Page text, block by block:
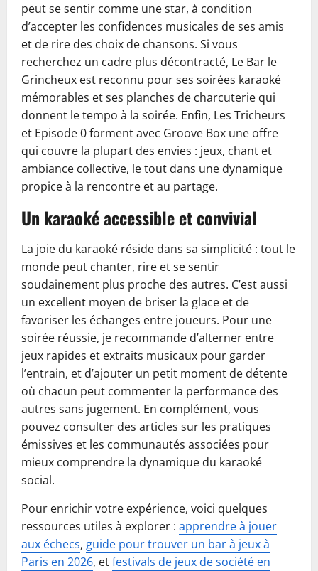
peut se sentir comme une star, à condition
d’accepter les confidences musicales de ses amis
et de rire des choix de chansons. Si vous
recherchez un cadre plus décontracté, Le Bar le
Grincheux est reconnu pour ses soirées karaoké
mémorables et ses planches de charcuterie qui
donnent le tempo à la soirée. Enfin, Les Tricheurs
et Episode 0 forment avec Groove Box une offre
qui couvre la plupart des envies : jeux, chant et
ambiance collective, le tout dans une dynamique
propice à la rencontre et au partage.
Un karaoké accessible et convivial
La joie du karaoké réside dans sa simplicité : tout le
monde peut chanter, rire et se sentir
soudainement plus proche des autres. C’est aussi
un excellent moyen de briser la glace et de
favoriser les échanges entre joueurs. Pour une
soirée réussie, je recommande d’alterner entre
jeux rapides et extraits musicaux pour garder
l’entrain, et d’ajouter un petit moment de détente
où chacun peut commenter la performance des
autres sans jugement. En complément, vous
pouvez consulter des articles sur les pratiques
émissives et les communautés associées pour
mieux comprendre la dynamique du karaoké
social.
Pour enrichir votre expérience, voici quelques
ressources utiles à explorer : apprendre à jouer
aux échecs, guide pour trouver un bar à jeux à
Paris en 2026, etfestivals de jeux de société en